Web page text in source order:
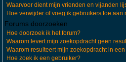
Waarvoor dient mijn vrienden en vijanden
Hoe verwijder of voeg ik gebruikers toe
Forums doorzoeken
Hoe doorzoek ik het forum?
Waarom levert mijn zoekopdracht geen
Waarom resulteert mijn zoekopdracht in
Hoe zoek ik een gebruiker?